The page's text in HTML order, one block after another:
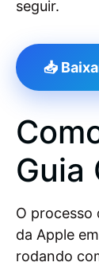
seguir.
📥
Guia
O processo
da Apple
rodando